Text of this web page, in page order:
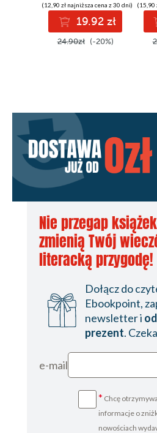
(12,90 zł najniższa cena z 30 dni)
19.92 zł
24.90zł (-20%)
(15,90
Nie przegap
zmienią Twój
literacką przygodę!
Dołącz do
Ebookpoint,
newsletter i
prezent.
e-mail
* Chcę
informacje o
nowościach